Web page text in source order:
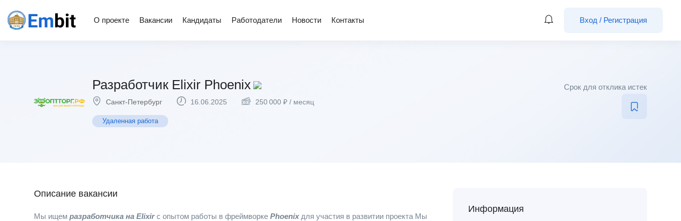
О проекте Вакансии Кандидаты Работодатели Новости Контакты Вход / Регистрация
Разработчик Elixir Phoenix
Санкт-Петербург 16.06.2025 250 000 ₽ / месяц
Удаленная работа
Срок для отклика истек
Описание вакансии
Мы ищем разработчика на Elixirс опытом работы в фреймворке Phoenix для участия в развитии проекта Мы
Информация